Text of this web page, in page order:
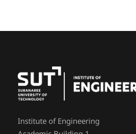
Institute of Engineering